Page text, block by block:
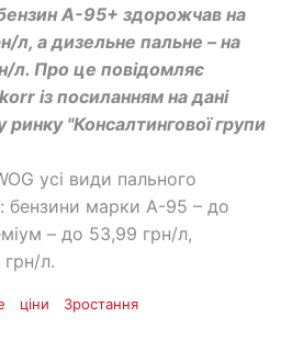
А-95+ здорожчав на
л, а дизельне пальне – на
л. Про це повідомляє
із посиланням на дані
ринку "Консалтингової групи
усі види пального
бензини марки А-95 – до
– до 53,99 грн/л,
л.
ціни Зростання